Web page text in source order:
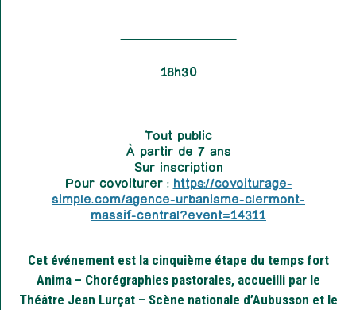
18h30
Tout public
À partir de 7 ans
Sur inscription
Pour covoiturer : https://covoiturage-
simple.com/agence-urbanisme-clermont-
massif-central?event=14311
Cet événement est la cinquième étape du temps fort
Anima – Chorégraphies pastorales, accueilli par le
Théâtre Jean Lurçat – Scène nationale d’Aubusson et le